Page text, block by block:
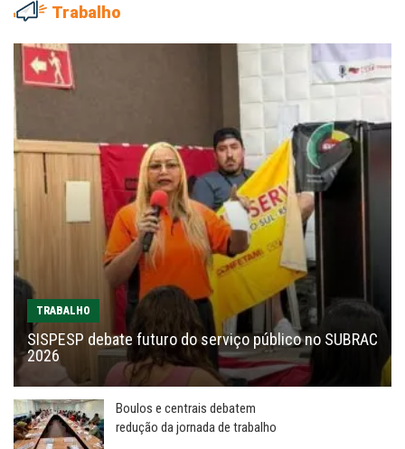
Trabalho
TRABALHO
SISPESP debate futuro do serviço público no SUBRAC
2026
Boulos e centrais debatem
redução da jornada de trabalho